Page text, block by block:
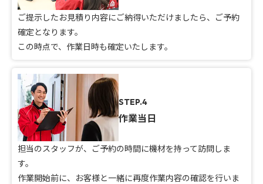
ご提示したお見積り内容にご納得いただけましたら、ご予約
確定となります。
この時点で、作業日時も確定いたします。
STEP.4
作業当日
担当のスタッフが、ご予約の時間に機材を持って訪問しま
す。
作業開始前に、お客様と一緒に再度作業内容の確認を行いま